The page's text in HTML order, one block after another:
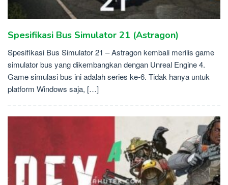
Spesifikasi Bus Simulator 21 (Astragon)
Spesifikasi Bus Simulator 21 – Astragon kembali merilis game
simulator bus yang dikembangkan dengan Unreal Engine 4.
Game simulasi bus ini adalah series ke-6. Tidak hanya untuk
platform Windows saja, […]